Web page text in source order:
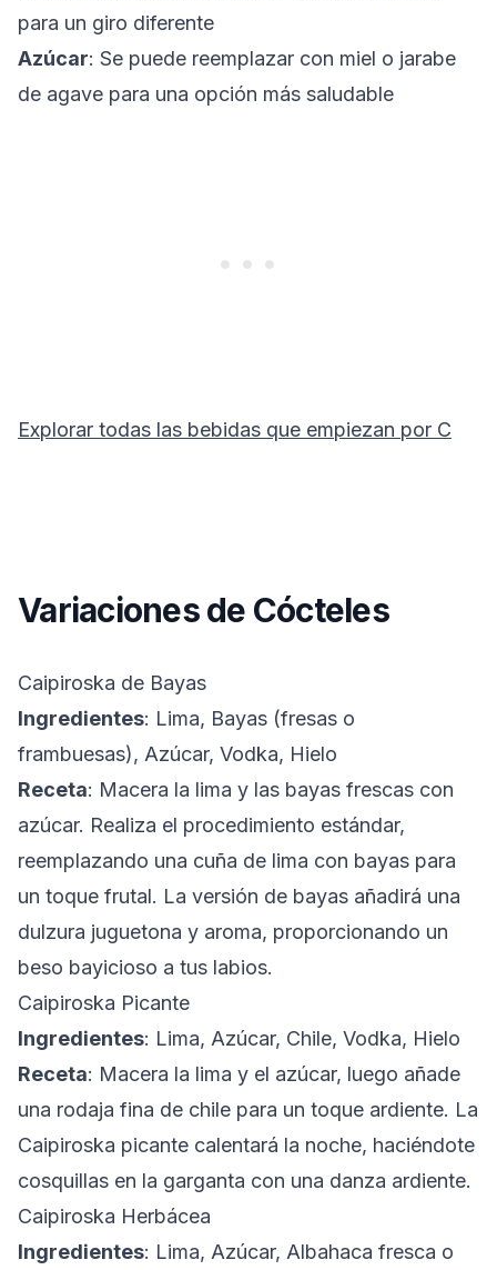
para un giro diferente
Azúcar: Se puede reemplazar con miel o jarabe
de agave para una opción más saludable
Explorar todas las bebidas que empiezan por C
Variaciones de Cócteles
Caipiroska de Bayas
Ingredientes: Lima, Bayas (fresas o
frambuesas), Azúcar, Vodka, Hielo
Receta: Macera la lima y las bayas frescas con
azúcar. Realiza el procedimiento estándar,
reemplazando una cuña de lima con bayas para
un toque frutal. La versión de bayas añadirá una
dulzura juguetona y aroma, proporcionando un
beso bayicioso a tus labios.
Caipiroska Picante
Ingredientes: Lima, Azúcar, Chile, Vodka, Hielo
Receta: Macera la lima y el azúcar, luego añade
una rodaja fina de chile para un toque ardiente. La
Caipiroska picante calentará la noche, haciéndote
cosquillas en la garganta con una danza ardiente.
Caipiroska Herbácea
Ingredientes: Lima, Azúcar, Albahaca fresca o